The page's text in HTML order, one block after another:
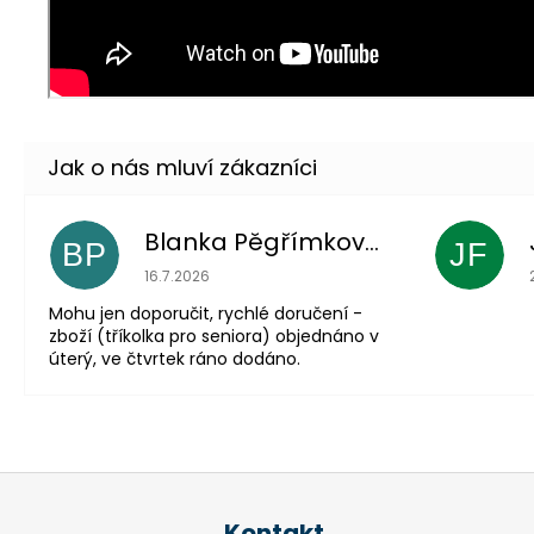
BP Blanka Pěgřímková
Hodnocení obchodu je 5 z 5 hvězdiček.
16.7.2026
Mohu jen doporučit, rychlé doručení -
zboží (tříkolka pro seniora) objednáno v
úterý, ve čtvrtek ráno dodáno.
JF